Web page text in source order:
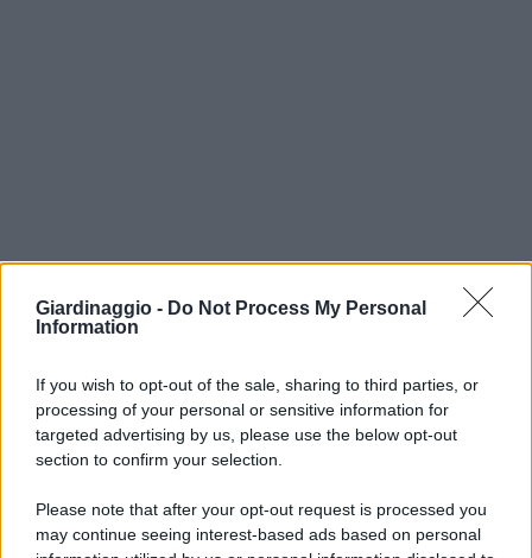
Giardinaggio - Do Not Process My Personal
Information
If you wish to opt-out of the sale, sharing to third parties, or
processing of your personal or sensitive information for
targeted advertising by us, please use the below opt-out
section to confirm your selection.
Please note that after your opt-out request is processed you
may continue seeing interest-based ads based on personal